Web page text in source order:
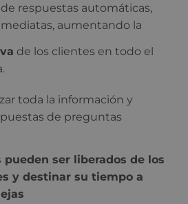
respuestas automáticas,
aumentando la
de los clientes en todo el
toda la información y
de preguntas
ser liberados de los
y destinar su tiempo a